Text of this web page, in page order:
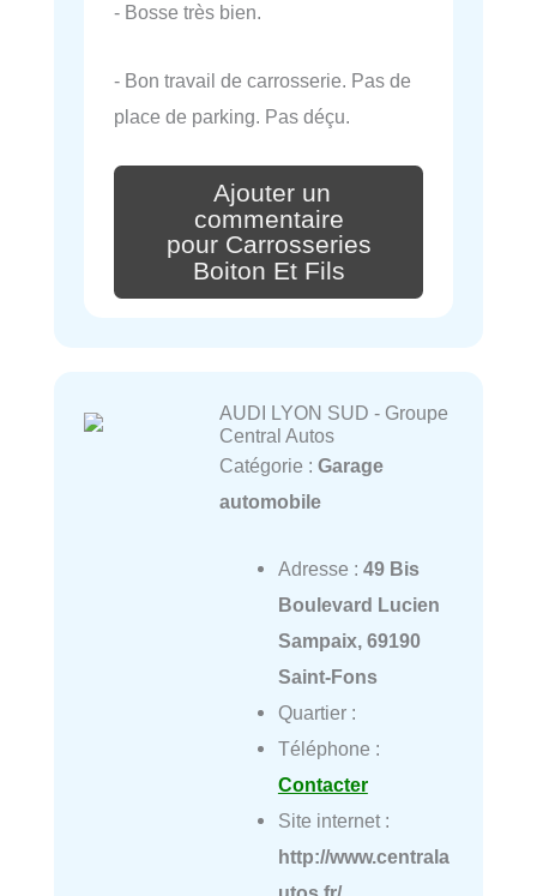
- Bosse très bien.
- Bon travail de carrosserie. Pas de
place de parking. Pas déçu.
Ajouter un
commentaire
pour Carrosseries
Boiton Et Fils
AUDI LYON SUD - Groupe
Central Autos
Catégorie : Garage
automobile
Adresse : 49 Bis
Boulevard Lucien
Sampaix, 69190
Saint-Fons
Quartier :
Téléphone :
Contacter
Site internet :
http://www.centrala